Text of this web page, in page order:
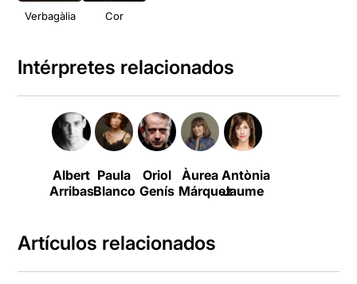
Verbagàlia Cor
Intérpretes relacionados
Albert
Arribas
Paula
Blanco
Oriol
Genís
Àurea
Márquez
Antònia
Jaume
Artículos relacionados